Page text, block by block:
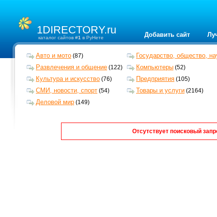
1DIRECTORY.ru
каталог сайтов #1 в РуНете Добавить сайт
Авто и мото (87)
Государство, общество,
Развлечения и общение (122) Компьютеры (52)
Культура и искусство (76) Предприятия (105)
СМИ, новости, спорт (54) Товары и услуги (2164)
Деловой мир (149)
Отсутствует поисковый